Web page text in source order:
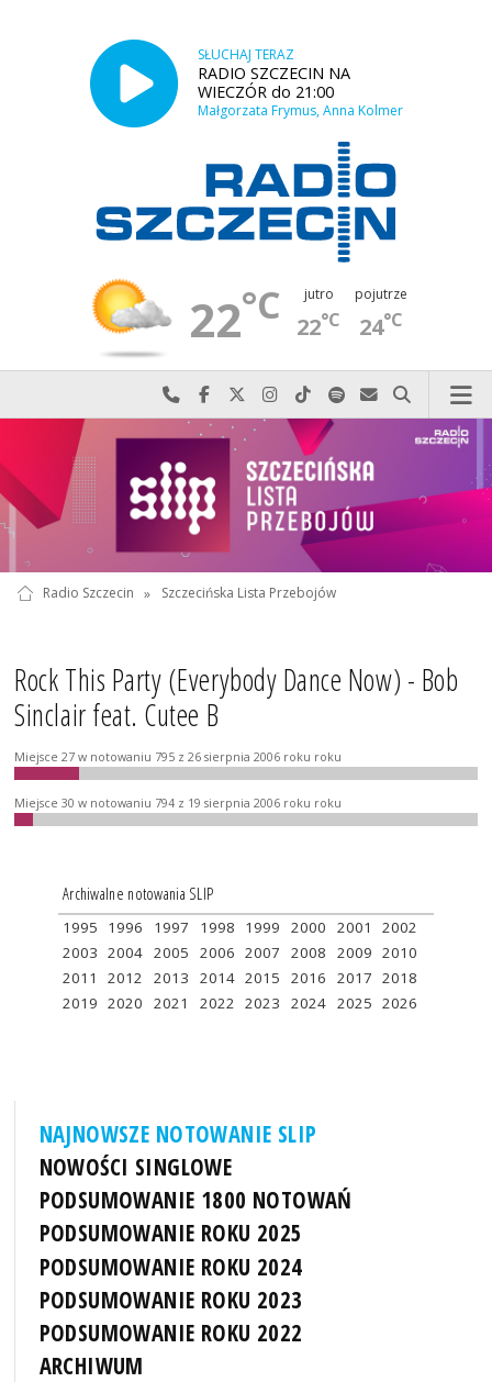
SŁUCHAJ TERAZ
RADIO SZCZECIN NA
WIECZÓR do 21:00
Małgorzata Frymus, Anna Kolmer
22°C jutro
22°C
pojutrze
24°C
Najlepiej po prostu do nas zadzwoń
Odwiedź nas na Facebook-u
Odwiedź nas na X
Odwiedź nas na Instagram-ie
Odwiedź nas na TikTok-u
Szukaj nas na Spotify
Wyślij do nas
Szukaj
Radio Szczecin » Szczecińska Lista Przebojów
Rock This Party (Everybody Dance Now) - Bob
Sinclair feat. Cutee B
Miejsce 27 w notowaniu 795 z 26 sierpnia 2006 roku roku
Miejsce 30 w notowaniu 794 z 19 sierpnia 2006 roku roku
Archiwalne notowania SLIP
1995 1996 1997 1998 1999 2000 2001
2002
2003 2004 2005 2006 2007 2008 2009 2010
2011
2012 2013 2014 2015 2016 2017 2018
2019 2020 2021 2022 2023 2024 2025 2026
NAJNOWSZE NOTOWANIE SLIP
NOWOŚCI SINGLOWE
PODSUMOWANIE 1800 NOTOWAŃ
PODSUMOWANIE ROKU 2025
PODSUMOWANIE ROKU 2024
PODSUMOWANIE ROKU 2023
PODSUMOWANIE ROKU 2022
ARCHIWUM